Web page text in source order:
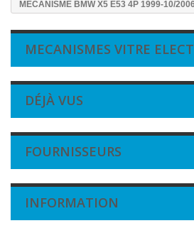
MECANISME BMW X5 E53 4P 1999-10/
MECANISMES VITRE
DÉJÀ VUS
FOURNISSEURS
INFORMATION